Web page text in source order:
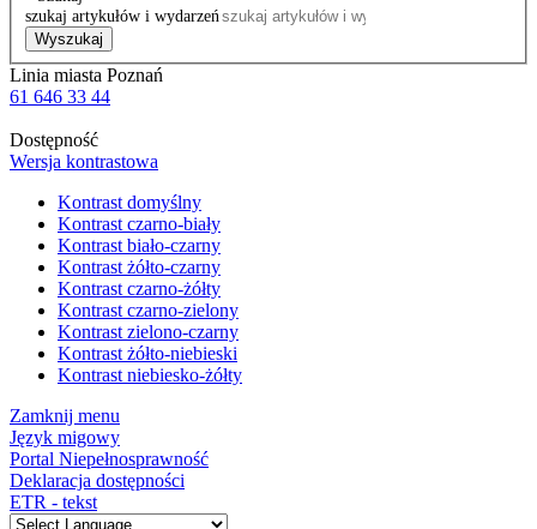
szukaj artykułów i wydarzeń
Wyszukaj
Linia miasta Poznań
61 646 33 44
Dostępność
Wersja kontrastowa
Kontrast domyślny
Kontrast czarno-biały
Kontrast biało-czarny
Kontrast żółto-czarny
Kontrast czarno-żółty
Kontrast czarno-zielony
Kontrast zielono-czarny
Kontrast żółto-niebieski
Kontrast niebiesko-żółty
Zamknij menu
Język migowy
Portal Niepełnosprawność
Deklaracja dostępności
ETR - tekst